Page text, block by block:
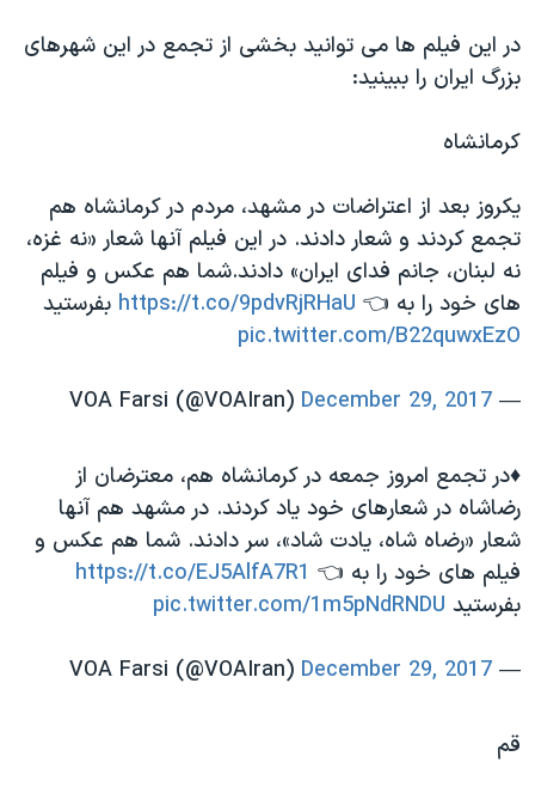
اعتراضات مردمی آبان ۹۸
نرگس محمدی برنده جایزه نوبل صلح
صفحه‌های ویژه
سفر پرزیدنت ترامپ به چین
در این فیلم ها می توانید بخشی از تجمع در این شهرهای
بزرگ ایران را ببینید:
کرمانشاه
یکروز بعد از اعتراضات در مشهد، مردم در کرمانشاه هم
تجمع کردند و شعار دادند. در این فیلم آنها شعار «نه غزه،
نه لبنان، جانم فدای ایران» دادند.شما هم عکس و فیلم
های خود را به 👈 https://t.co/9pdvRjRHaU بفرستید
pic.twitter.com/B22quwxEzO
— VOA Farsi (@VOAIran)
December 29, 2017
♦️در تجمع امروز جمعه در کرمانشاه هم، معترضان از
رضاشاه در شعارهای خود یاد کردند. در مشهد هم آنها
شعار «رضاه شاه، یادت شاد»، سر دادند. شما هم عکس و
فیلم های خود را به 👈 https://t.co/EJ5AlfA7R1
بفرستید pic.twitter.com/1m5pNdRNDU
— VOA Farsi (@VOAIran)
December 29, 2017
قم